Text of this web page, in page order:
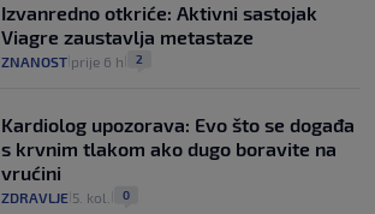
Izvanredno otkriće: Aktivni sastojak
Viagre zaustavlja metastaze
ZNANOST prije 6 h 2
Kardiolog upozorava: Evo što se događa
s krvnim tlakom ako dugo boravite na
vrućini
ZDRAVLJE 5. kol. 0